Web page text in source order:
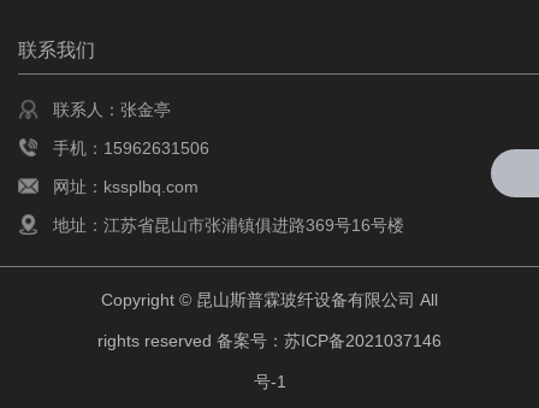
联系我们
联系人：张金亭
手机：15962631506
网址：kssplbq.com
地址：江苏省昆山市张浦镇俱进路369号16号楼
Copyright © 昆山斯普霖玻纤设备有限公司 All
rights reserved 备案号： 苏ICP备2021037146
号-1